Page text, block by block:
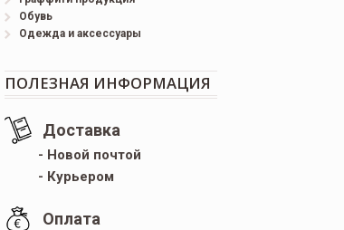
Обувь
Одежда и аксессуары
ПОЛЕЗНАЯ ИНФОРМАЦИЯ
Доставка
- Новой почтой
- Курьером
Оплата